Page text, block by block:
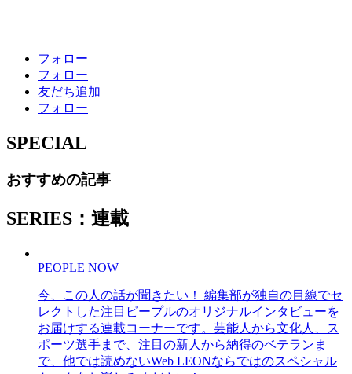
フォロー
フォロー
友だち追加
フォロー
SPECIAL
おすすめの記事
SERIES：連載
PEOPLE NOW
今、この人の話が聞きたい！ 編集部が独自の目線でセ
レクトした注目ピープルのオリジナルインタビューを
お届けする連載コーナーです。芸能人から文化人、ス
ポーツ選手まで、注目の新人から納得のベテランま
で、他では読めないWeb LEONならではのスペシャル